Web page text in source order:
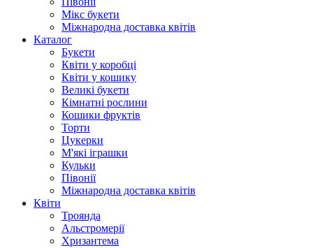
Мікс букети
Міжнародна доставка квітів
Каталог
Букети
Квіти у коробці
Квіти у кошику
Великі букети
Кімнатні рослини
Кошики фруктів
Торти
Цукерки
М'які іграшки
Кульки
Півонії
Міжнародна доставка квітів
Квіти
Троянда
Альстромерії
Хризантема